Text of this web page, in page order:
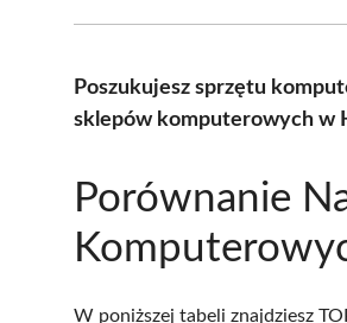
Poszukujesz sprzętu
sklepów komputerowych w
Porównanie
W poniższej tabeli znajdziesz